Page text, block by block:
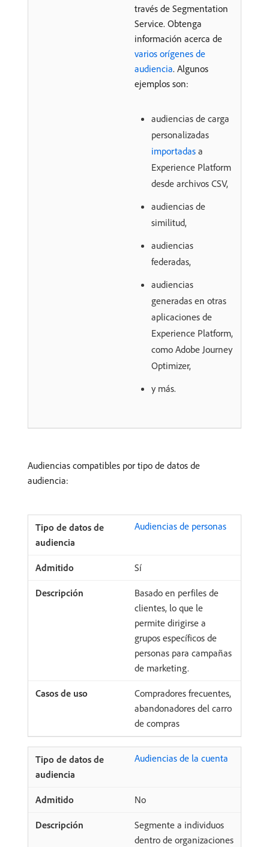
través de Segmentation
Service. Obtenga
información acerca de
varios orígenes de
audiencia. Algunos
ejemplos son:
audiencias de carga
personalizadas
importadas a
Experience Platform
desde archivos CSV,
audiencias de
similitud,
audiencias
federadas,
audiencias
generadas en otras
aplicaciones de
Experience Platform,
como Adobe Journey
Optimizer,
y más.
Audiencias compatibles por tipo de datos de
audiencia:
Audiencias de personas
Sí
Basado en perfiles de
clientes, lo que le
permite dirigirse a
grupos específicos de
personas para campañas
de marketing.
Compradores frecuentes,
abandonadores del carro
de compras
Audiencias de la cuenta
No
Segmente a individuos
dentro de organizaciones